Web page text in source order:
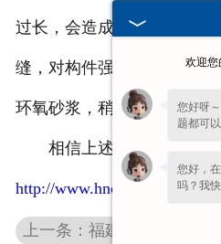
过长，会造成浇后“急凝”，
缝，对构件强度是有不利影
环氧砂浆，稍麻烦，但效果
相信上述介绍会对大家有
http://www.hnclgj.com/
上一条：福建双T平板的应
欢迎您
您好呀
题都可
您好，
吗？我